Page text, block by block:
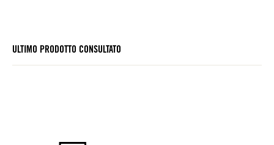
ULTIMO PRODOTTO CONSULTATO